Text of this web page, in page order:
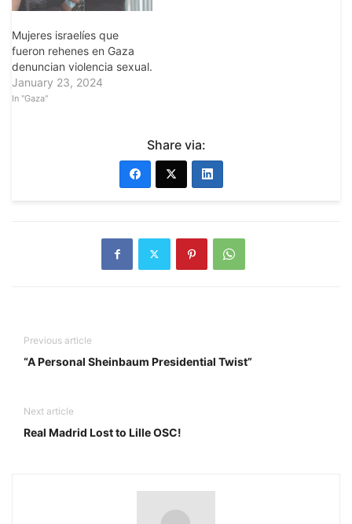
Mujeres israelíes que
fueron rehenes en Gaza
denuncian violencia sexual.
January 23, 2024
In "Gaza"
Share via:
Previous article
“A Personal Sheinbaum Presidential Twist”
Next article
Real Madrid Lost to Lille OSC!